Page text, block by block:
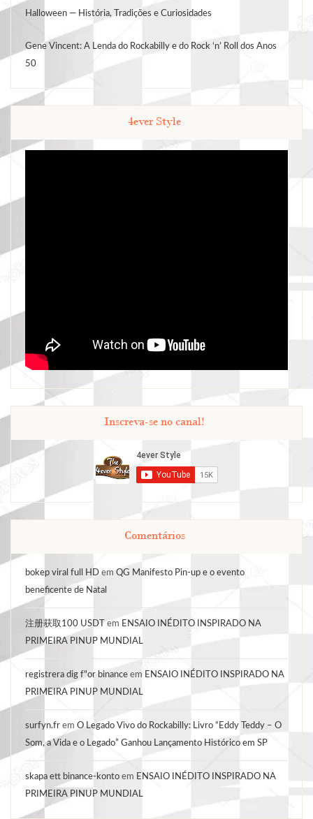
Halloween — História, Tradições e Curiosidades
Gene Vincent: A Lenda do Rockabilly e do Rock ‘n’ Roll dos Anos
50
4ever Style
Inscreva-se no canal!
Comentários
bokep viral full HD em QG Manifesto Pin-up e o evento
beneficente de Natal
注册获取100 USDT em ENSAIO INÉDITO INSPIRADO NA
PRIMEIRA PINUP MUNDIAL
registrera dig f"or binance em ENSAIO INÉDITO INSPIRADO NA
PRIMEIRA PINUP MUNDIAL
surfyn.fr em O Legado Vivo do Rockabilly: Livro “Eddy Teddy – O
Som, a Vida e o Legado” Ganhou Lançamento Histórico em SP
skapa ett binance-konto em ENSAIO INÉDITO INSPIRADO NA
PRIMEIRA PINUP MUNDIAL